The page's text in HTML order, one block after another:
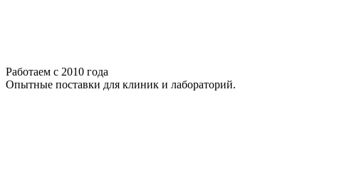
Работаем с 2010 года
Опытные поставки для клиник и лабораторий.